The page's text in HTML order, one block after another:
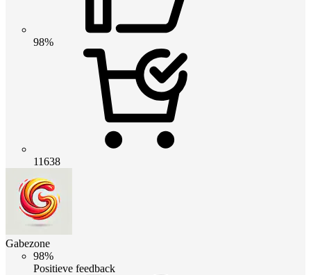
98%
11638
Gabezone
98%
Positieve feedback